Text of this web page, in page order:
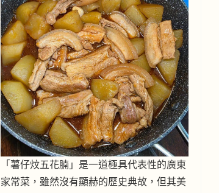
「薯仔炆五花腩」是一道極具代表性的廣東
家常菜，雖然沒有顯赫的歷史典故，但其美